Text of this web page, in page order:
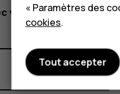
votre famille et
« Paramètres des
cookies.
Tout accepter